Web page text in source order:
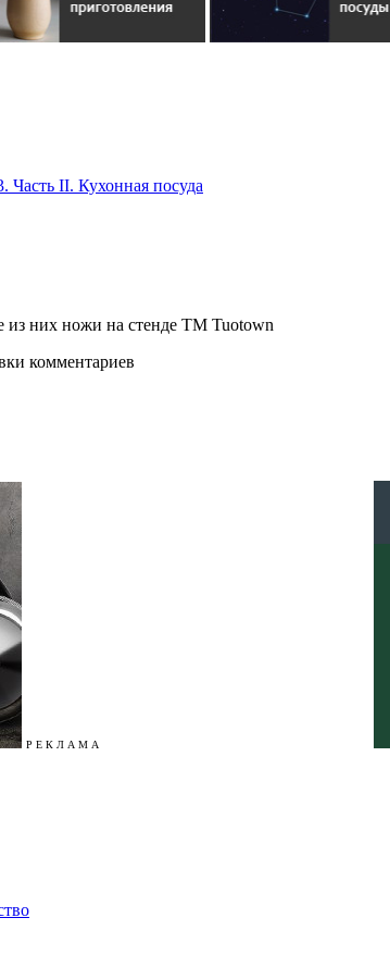
Часть II. Кухонная посуда
из них ножи на стенде ТМ Tuotown
комментариев
Р Е К Л А М А